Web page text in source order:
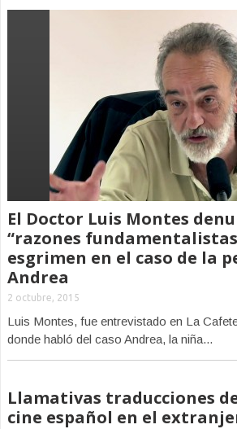
El Doctor Luis Montes
“razones
esgrimen en el caso de la
Andrea
2 octubre, 2015
Luis Montes, fue entrevistado en La
donde habló del caso Andrea, la niña...
Llamativas traducciones
cine español en el